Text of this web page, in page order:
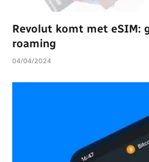
Revolut komt met eSIM:
roaming
04/04/2024